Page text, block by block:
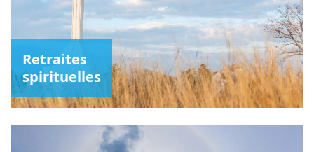
Retraites
spirituelles